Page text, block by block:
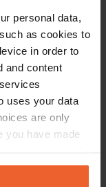
personal data,
as cookies to
in order to
and content
uses your data
are only
you have made
by clicking on